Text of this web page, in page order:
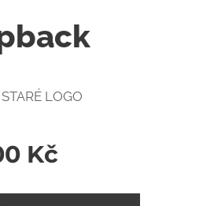
LOGO
Kč